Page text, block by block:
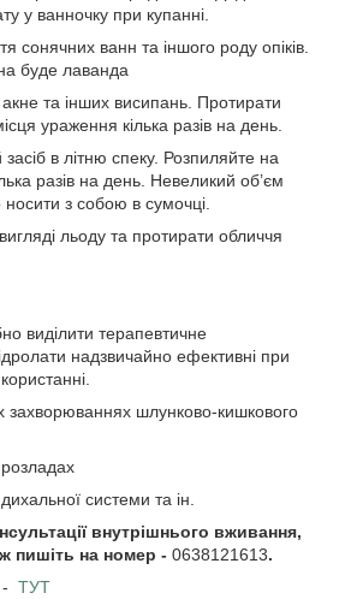
у ванночку при купанні.
сонячних ванн та іншого роду опіків.
буде лаванда
та інших висипань. Протирати
ураження кілька разів на день.
в літню спеку. Розпиляйте на
разів на день. Невеликий об’єм
носити з собою в сумочці.
льоду та протирати обличчя
виділити терапевтичне
надзвичайно ефективні при
захворюваннях шлунково-кишкового
системи та ін.
внутрішнього вживання,
пишіть на номер - 0638121613.
ТУТ